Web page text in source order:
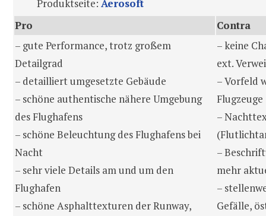
Produktseite: Aerosoft
Pro
Contra
– gute Performance, trotz großem
Detailgrad
– detailliert umgesetzte Gebäude
– schöne authentische nähere Umgebung
des Flughafens
– schöne Beleuchtung des Flughafens bei
Nacht
– sehr viele Details am und um den
Flughafen
– schöne Asphalttexturen der Runway,
– keine
ext.
– Vorfeld
Flugzeuge
–
–
mehr
–
Gefälle,